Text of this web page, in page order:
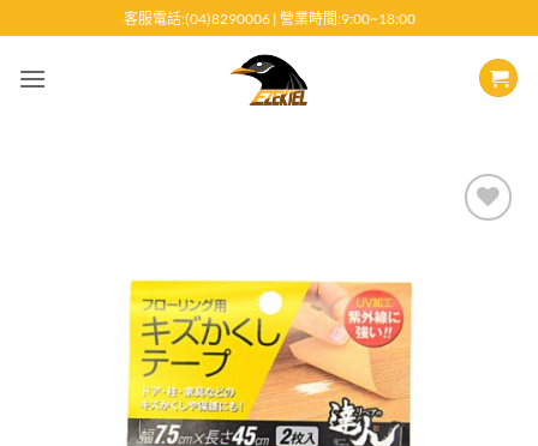
至
客服電話:(04)8290006 | 營業時間:9:00~18:00